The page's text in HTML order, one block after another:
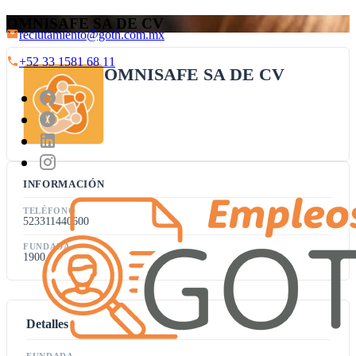
reclutamiento@goth.com.mx
+52 33 1581 68 11
OMNISAFE SA DE CV
Detalles
OMNISAFE SA DE CV
INFORMACIÓN
TELÉFONO
523311440600
FUNDADA
1900